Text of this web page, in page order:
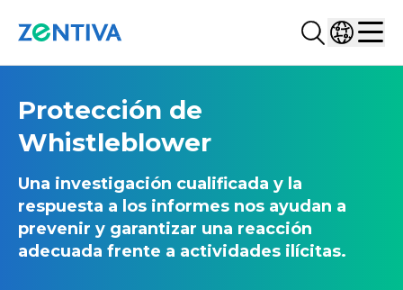
Buscar...
Protección de
Whistleblower
Una investigación cualificada y la
respuesta a los informes nos ayudan a
prevenir y garantizar una reacción
adecuada frente a actividades ilícitas.